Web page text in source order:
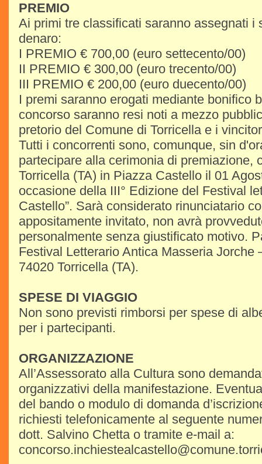
PREMIO
Ai primi tre classificati saranno assegnati i
denaro:
I PREMIO € 700,00 (euro settecento/00)
II PREMIO € 300,00 (euro trecento/00)
III PREMIO € 200,00 (euro duecento/00)
I premi saranno erogati mediante bonifico
concorso saranno resi noti a mezzo
pretorio del Comune di Torricella e i
Tutti i concorrenti sono, comunque, sin
partecipare alla cerimonia di premiazione,
Torricella (TA) in Piazza Castello il 01
occasione della III° Edizione del Festival
Castello”. Sarà considerato rinunciatario
appositamente invitato, non avrà
personalmente senza giustificato motivo.
Festival Letterario Antica Masseria Jorche
74020 Torricella (TA).
SPESE DI VIAGGIO
Non sono previsti rimborsi per spese di
per i partecipanti.
ORGANIZZAZIONE
All’Assessorato alla Cultura sono
organizzativi della manifestazione.
del bando o modulo di domanda
richiesti telefonicamente al seguente
dott. Salvino Chetta o tramite e-mail a: